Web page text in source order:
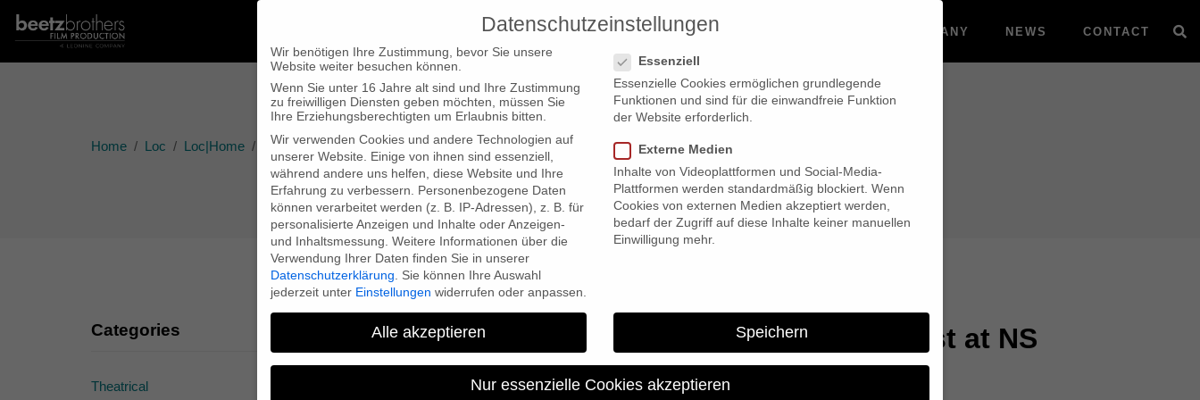
PRODUCTIONS COMPANY NEWS CONTACT
Home Loc Loc|Home Presentation of #uploading_holocaust at NS Documentation Center Munich
Presentation of #uploading_holocaust at NS
Documentation Center Munich
Categories
Theatrical
Datenschutzeinstellungen
Wir benötigen Ihre Zustimmung, bevor Sie unsere
Website weiter besuchen können.
Wenn Sie unter 16 Jahre alt sind und Ihre Zustimmung
zu freiwilligen Diensten geben möchten, müssen Sie
Ihre Erziehungsberechtigten um Erlaubnis bitten.
Wir verwenden Cookies und andere Technologien auf
unserer Website. Einige von ihnen sind essenziell,
während andere uns helfen, diese Website und Ihre
Erfahrung zu verbessern.
Personenbezogene Daten
können verarbeitet werden (z. B. IP-Adressen), z. B. für
personalisierte Anzeigen und Inhalte oder Anzeigen-
und Inhaltsmessung. Weitere Informationen über die
Verwendung Ihrer Daten finden Sie in unserer
Datenschutzerklärung
Sie können Ihre Auswahl
jederzeit unter Einstellungen widerrufen oder anpassen.
Essenziell
Essenzielle Cookies ermöglichen grundlegende
Funktionen und sind für die einwandfreie Funktion
der Website erforderlich.
Externe Medien
Inhalte von Videoplattformen und Social-Media-
Plattformen werden standardmäßig blockiert. Wenn
Cookies von externen Medien akzeptiert werden,
bedarf der Zugriff auf diese Inhalte keiner manuellen
Einwilligung mehr.
Alle akzeptieren Speichern
Nur essenzielle Cookies akzeptieren